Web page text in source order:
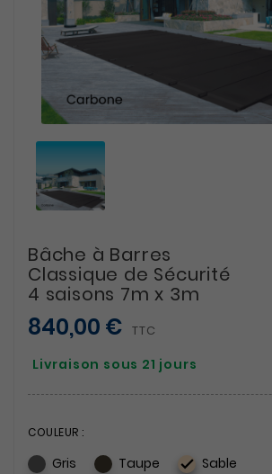
Bâche à Barres
Classique de Sécurité
4 saisons 7m x 3m
840,00 € TTC
Livraison sous 21 jours
COULEUR :
Gris Taupe  Sable